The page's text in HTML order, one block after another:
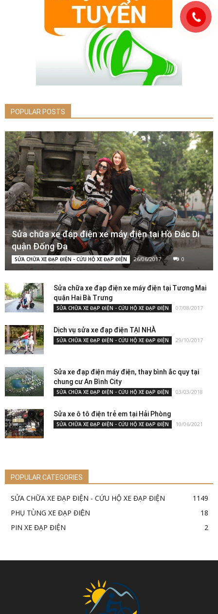
POPULAR POSTS
Sửa chữa xe đạp điện xe máy điện tại Hồ Đắc Di
quận Đống Đa
SỬA CHỮA XE ĐẠP ĐIỆN - CỨU HỘ XE ĐẠP ĐIỆN 26/06/2017 0
Sửa chữa xe đạp điện xe máy điện tại Tương Mai
quận Hai Bà Trưng
SỬA CHỮA XE ĐẠP ĐIỆN - CỨU HỘ XE ĐẠP ĐIỆN 07/08/2017
Dịch vụ sửa xe đạp điện TẠI NHÀ
SỬA CHỮA XE ĐẠP ĐIỆN - CỨU HỘ XE ĐẠP ĐIỆN 29/10/2017
Sửa xe đạp điện máy điện, thay bình ắc quy tại
chung cư An Bình City
SỬA CHỮA XE ĐẠP ĐIỆN - CỨU HỘ XE ĐẠP ĐIỆN 03/03/2018
Sửa xe ô tô điện trẻ em tại Hải Phòng
SỬA CHỮA XE ĐẠP ĐIỆN - CỨU HỘ XE ĐẠP ĐIỆN 10/06/2021
POPULAR CATEGORIES
SỬA CHỮA XE ĐẠP ĐIỆN - CỨU HỘ XE ĐẠP ĐIỆN
1149
PHỤ TÙNG XE ĐẠP ĐIỆN
18
PIN XE ĐẠP ĐIỆN
2